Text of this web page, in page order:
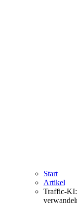
Start
Artikel
Traffic-KI: